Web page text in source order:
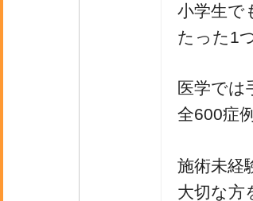
小学生で
たった1
医学では
全600症
施術未経
大切な方